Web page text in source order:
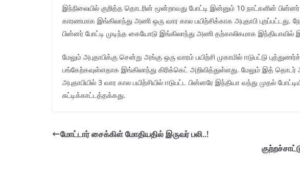
இந்நிலையில் குறித்த தொடரின் மூன்றாவது போட்டி இன்னும் 10 நாட்களின்
காரணமாக இங்கிலாந்து அணி ஒரு வார கால பயிற்சிக்காக அபுதாபி
பின்னர் போட்டி முடிந்த கையோடு இங்கிலாந்து அணி தற்காலிகமாக இந்தியாவில்
மேலும் அபுதாபிக்கு சென்று அங்கு ஒரு வாரம் பயிற்சி முகாமில் ஈடுபட்டு
பங்கேற்கவுள்ளதாக இங்கிலாந்து கிரிக்கெட் அறிவித்துள்ளது. மேலும் இத்
அபுதாபியில் 3 வார கால பயிற்சியில் ஈடுபட்ட பின்னரே இந்தியா வந்து முதல்
சுட்டிக்காட்டத்தக்கது.
மோட்டார் சைக்கிள் மோதியதில் இருவர் பலி..!